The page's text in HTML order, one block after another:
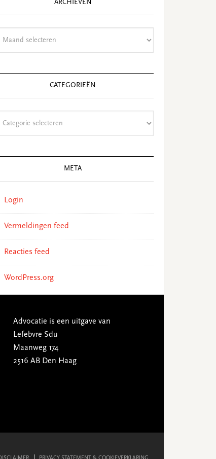
ARCHIEVEN
CATEGORIEËN
META
Login
Vermeldingen feed
Reacties feed
WordPress.org
Advocatie is een uitgave van
Lefebvre Sdu
Maanweg 174
2516 AB Den Haag